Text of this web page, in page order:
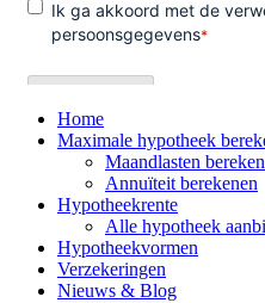
Home
Maximale hypotheek
Maandlasten
Annuïteit berekenen
Hypotheekrente
Alle hypotheek
Hypotheekvormen
Verzekeringen
Nieuws & Blog